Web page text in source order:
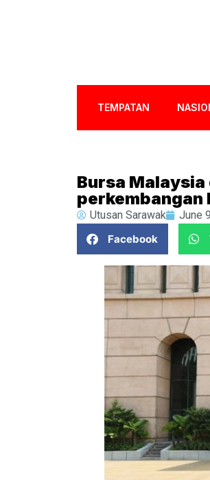
TEMPATAN
Bursa
perkembangan
Utusan Sarawak June
Facebook